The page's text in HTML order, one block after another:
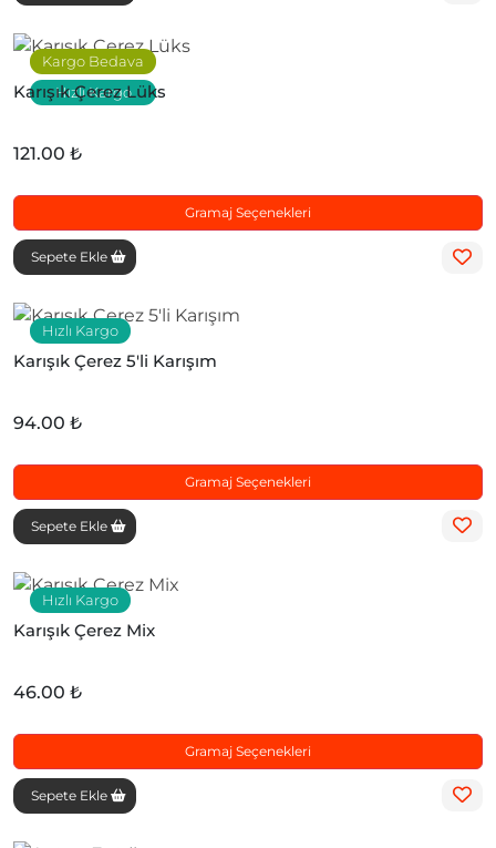
Kargo Bedava
Hızlı Kargo
Karışık Çerez Lüks
121.00 ₺
Gramaj Seçenekleri
Sepete Ekle
Hızlı Kargo
Karışık Çerez 5'li Karışım
94.00 ₺
Gramaj Seçenekleri
Sepete Ekle
Hızlı Kargo
Karışık Çerez Mix
46.00 ₺
Gramaj Seçenekleri
Sepete Ekle